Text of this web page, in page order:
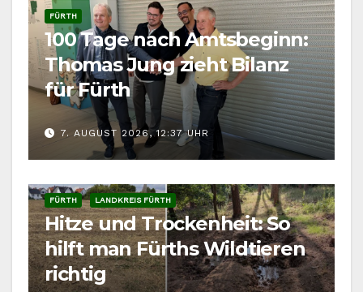
FÜRTH
100 Tage nach Amtsbeginn:
Thomas Jung zieht Bilanz
für Fürth
7. AUGUST 2026, 12:37 UHR
FÜRTH LANDKREIS FÜRTH
Hitze und Trockenheit: So
hilft man Fürths Wildtieren
richtig